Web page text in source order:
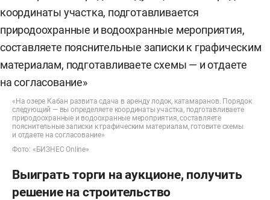
«На озере Кабан развита сдача в аренду лодок, катамаранов. Порядок
следующий — вы определяете координаты участка, подготавливаете
природоохранные и водоохранные мероприятия, составляете
пояснительные записки к графическим материалам, готовите схемы
и отдаете на согласование»
Фото: «БИЗНЕС Online»
Выиграть торги на аукционе, получить
решение на строительство